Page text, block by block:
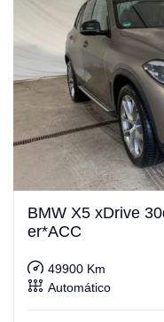
BMW X5 xDrive
er*ACC
49900 Km
Automático